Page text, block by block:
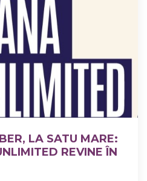
LA SATU MARE:
REVINE ÎN